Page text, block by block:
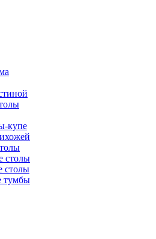
купе
столы
столы
тумбы